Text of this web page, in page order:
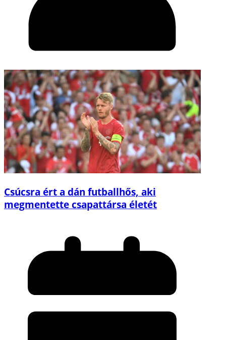
Csúcsra ért a dán futballhős, aki
megmentette csapattársa életét